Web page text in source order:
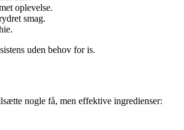
oplevelse.
smag.
uden behov for is.
nogle få, men effektive ingredienser: